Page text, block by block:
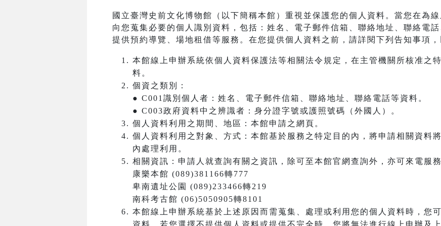
國立臺灣史前文化博物館（以下簡稱本館）重視並保護您的個人資料。當您在為
向您蒐集必要的個人識別資料，包括：姓名、電子郵件信箱、聯絡地址、聯絡電
提供預約導覽、場地租借等服務。在您提供個人資料之前，請詳閱下列告知事項，
本館線上申辦系統依個人資料保護法等相關法令規定，在主管機關所核准之
料。
個資之類別：
● C001識別個人者：姓名、電子郵件信箱、聯絡地址、聯絡電話等資料。
● C003政府資料中之辨識者：身分證字號或護照號碼（外國人）。
個人資料利用之期間、地區：本館申請之網頁。
個人資料利用之對象、方式：本館基於服務之特定目的內，將申請相關資料
內處理利用。
相關資訊：申請人就查詢有關之資訊，除可至本館官網查詢外，亦可來電服務
康樂本館 (089)381166轉777
卑南遺址公園 (089)233466轉219
南科考古館 (06)5050905轉8101
本館線上申辦系統基於上述原因而需蒐集、處理或利用您的個人資料時，您
資料。若您選擇不提供個人資料或提供不完全時，您將無法進行線上申辦及